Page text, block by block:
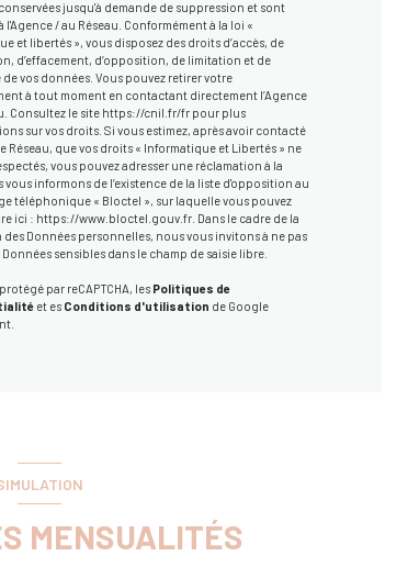
jusqu'à demande de suppression et sont
l'Agence / au Réseau. Conformément à la loi «
et libertés », vous disposez des droits d’accès, de
d’effacement, d’opposition, de limitation et de
vos données. Vous pouvez retirer votre
à tout moment en contactant directement l’Agence
Consultez le site https://cnil.fr/frpour plus
sur vos droits. Si vous estimez, après avoir contacté
Réseau, que vos droits « Informatique et Libertés » ne
vous pouvez adresser une réclamation à la
vous informons de l’existence de la liste d'opposition au
téléphonique « Bloctel », sur laquelle vous pouvez
ici : https://www.bloctel.gouv.fr. Dans le cadre de la
Données personnelles, nous vous invitons à ne pas
sensibles dans le champ de saisie libre.
par reCAPTCHA, lesPolitiques de
et esConditions d'utilisation de Google
MENSUALITÉS